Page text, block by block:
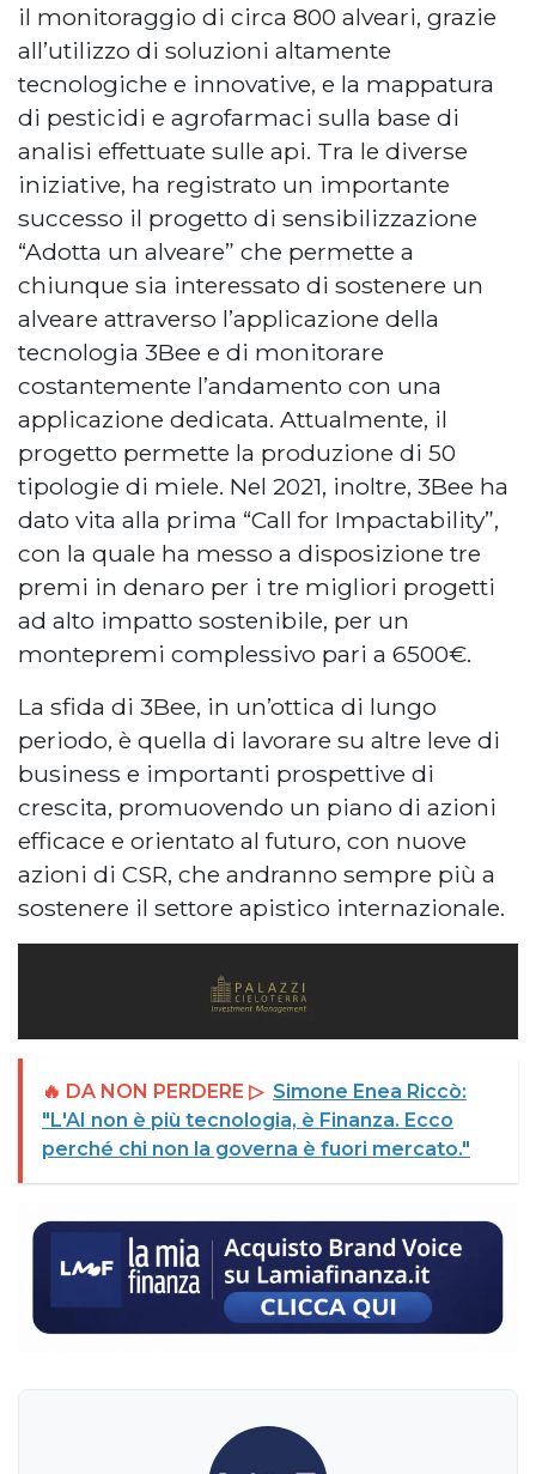
il monitoraggio di circa 800 alveari, grazie
all’utilizzo di soluzioni altamente
tecnologiche e innovative, e la mappatura
di pesticidi e agrofarmaci sulla base di
analisi effettuate sulle api. Tra le diverse
iniziative, ha registrato un importante
successo il progetto di sensibilizzazione
“Adotta un alveare” che permette a
chiunque sia interessato di sostenere un
alveare attraverso l’applicazione della
tecnologia 3Bee e di monitorare
costantemente l’andamento con una
applicazione dedicata. Attualmente, il
progetto permette la produzione di 50
tipologie di miele. Nel 2021, inoltre, 3Bee ha
dato vita alla prima “Call for Impactability”,
con la quale ha messo a disposizione tre
premi in denaro per i tre migliori progetti
ad alto impatto sostenibile, per un
montepremi complessivo pari a 6500€.
La sfida di 3Bee, in un’ottica di lungo
periodo, è quella di lavorare su altre leve di
business e importanti prospettive di
crescita, promuovendo un piano di azioni
efficace e orientato al futuro, con nuove
azioni di CSR, che andranno sempre più a
sostenere il settore apistico internazionale.
🔥 DA NON PERDERE ▷ Simone Enea Riccò:
"L'AI non è più tecnologia, è Finanza. Ecco
perché chi non la governa è fuori mercato."